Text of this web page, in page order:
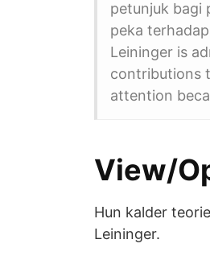
petunjuk bagi
peka
Leininger is
contributions
attention
View/
Hun kalder
Leininger.